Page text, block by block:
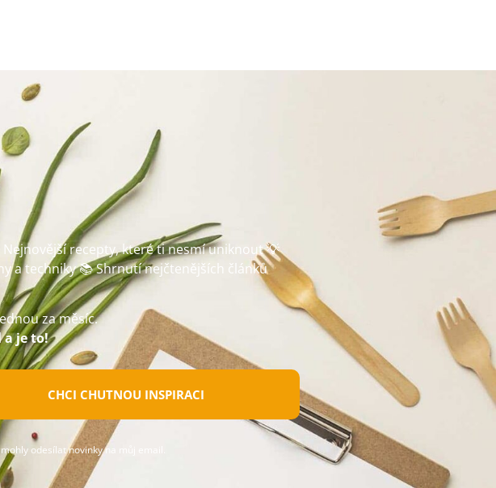
recepty, které ti nesmí uniknout 💡
a techniky 📚 Shrnutí nejčtenějších článků
za měsíc.
a je to!
CHCI CHUTNOU INSPIRACI
odesílat novinky na můj email.